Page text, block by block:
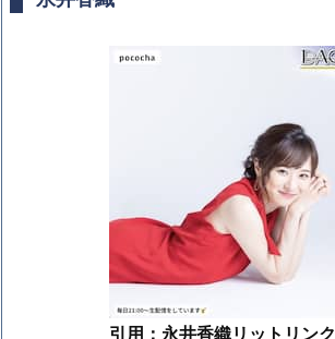
引用：永井香織リットリンク